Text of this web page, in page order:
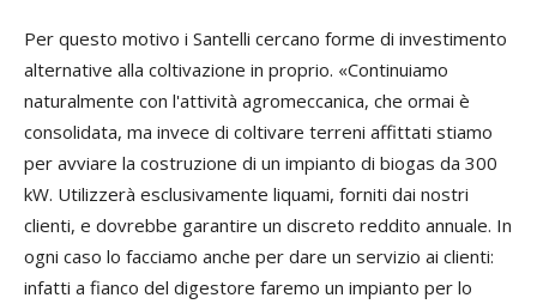
Per questo motivo i Santelli cercano forme di investimento
alternative alla coltivazione in proprio. «Continuiamo
naturalmente con l'attività agromeccanica, che ormai è
consolidata, ma invece di coltivare terreni affittati stiamo
per avviare la costruzione di un impianto di biogas da 300
kW. Utilizzerà esclusivamente liquami, forniti dai nostri
clienti, e dovrebbe garantire un discreto reddito annuale. In
ogni caso lo facciamo anche per dare un servizio ai clienti:
infatti a fianco del digestore faremo un impianto per lo